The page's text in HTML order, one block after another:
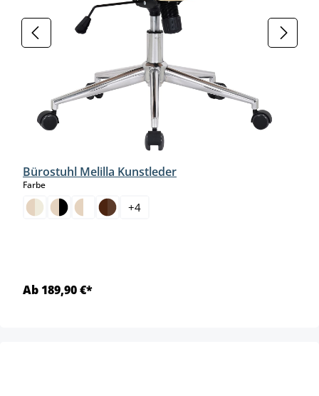
Bürostuhl Melilla Kunstleder
Farbeauswählen
+4
Ab 189,90 €*